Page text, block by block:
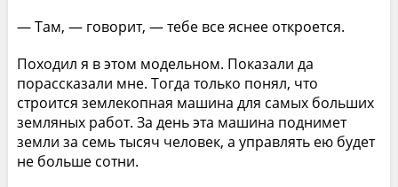
— Там, — говорит, — тебе все яснее откроется.
Походил я в этом модельном. Показали да
порассказали мне. Тогда только понял, что
строится землекопная машина для самых больших
земляных работ. За день эта машина поднимет
земли за семь тысяч человек, а управлять ею будет
не больше сотни.